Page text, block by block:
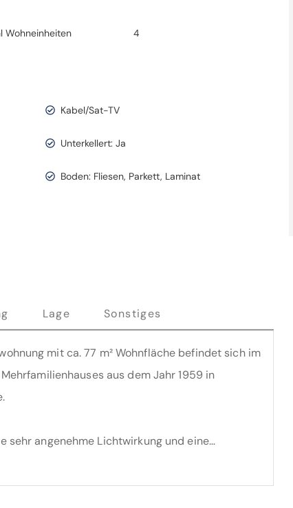
Wohneinheiten 4
Kabel/Sat-TV
Unterkellert: Ja
Boden: Fliesen, Parkett, Laminat
Lage Sonstiges
mit ca. 77 m² Wohnfläche befindet sich im
aus dem Jahr 1959 in
sehr angenehme Lichtwirkung und eine
Alle Räume sind bequem über den